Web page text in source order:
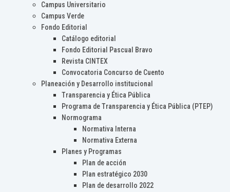
Campus Universitario
Campus Verde
Fondo Editorial
Catálogo editorial
Fondo Editorial Pascual Bravo
Revista CINTEX
Convocatoria Concurso de Cuento
Planeación y Desarrollo institucional
Transparencia y Ética Pública
Programa de Transparencia y Ética Pública (PTEP)
Normograma
Normativa Interna
Normativa Externa
Planes y Programas
Plan de acción
Plan estratégico 2030
Plan de desarrollo 2022